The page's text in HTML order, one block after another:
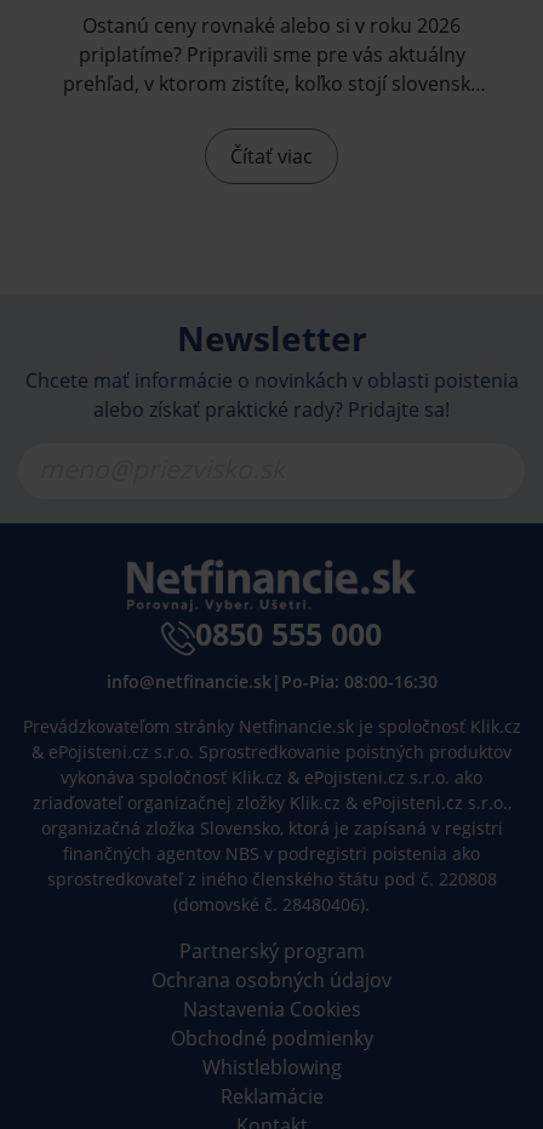
Ostanú ceny rovnaké alebo si v roku 2026
priplatíme? Pripravili sme pre vás aktuálny
prehľad, v ktorom zistíte, koľko stojí slovenská
aké poplatky vás čakajú v okolitých krajinách.
Čítať viac
Newsletter
Chcete mať informácie o novinkách v oblasti poistenia
alebo získať praktické rady? Pridajte sa!
0850 555 000
info@netfinancie.sk| Po-Pia: 08:00-16:30
Prevádzkovateľom stránky Netfinancie.sk je spoločnosť Klik.cz
& ePojisteni.cz s.r.o. Sprostredkovanie poistných produktov
vykonáva spoločnosť Klik.cz & ePojisteni.cz s.r.o. ako
zriaďovateľ organizačnej zložky Klik.cz & ePojisteni.cz s.r.o.,
organizačná zložka Slovensko, ktorá je zapísaná v registri
finančných agentov NBS v podregistri poistenia ako
sprostredkovateľ z iného členského štátu pod č. 220808
(domovské č. 28480406).
Partnerský program
Ochrana osobných údajov
Nastavenia Cookies
Obchodné podmienky
Whistleblowing
Reklamácie